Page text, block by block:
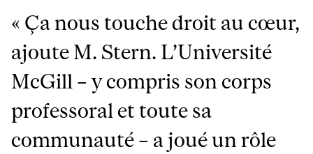
« Ça nous touche droit au cœur,
ajoute M. Stern. L’Université
McGill – y compris son corps
professoral et toute sa
communauté – a joué un rôle